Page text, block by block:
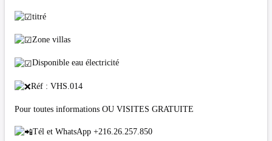
titré
Zone villas
Disponible eau électricité
Réf : VHS.014
Pour toutes informations OU VISITES GRATUITE
Tél et WhatsApp +216.26.257.850